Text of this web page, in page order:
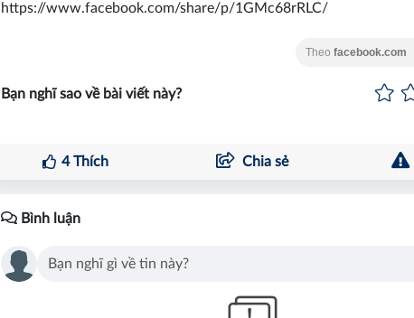
https://www.facebook.com/share/p/1GMc68rRLC/
Theo facebook.com
Bạn nghĩ sao về bài viết này?
4Thích Chia sẻ
Bình luận